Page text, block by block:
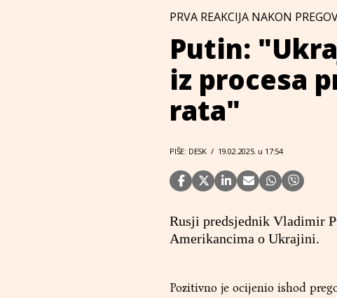
PRVA REAKCIJA NAKON
Putin:
iz procesa
rata"
PIŠE: DESK / 19.02.2025. u 17:54
Rusji predsjednik Vladimir
Amerikancima o Ukrajini.
Pozitivno je ocijenio ishod